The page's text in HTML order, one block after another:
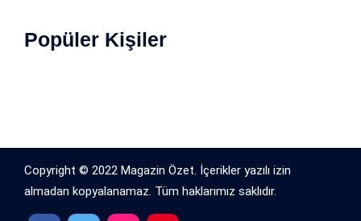
Popüler Kişiler
Copyright © 2022 Magazin Özet. İçerikler yazılı izin
almadan kopyalanamaz. Tüm haklarımız saklıdır.